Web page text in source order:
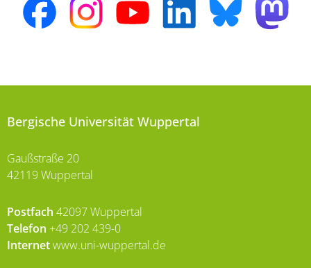
Bergische Universität Wuppertal
Gaußstraße 20
42119 Wuppertal
Postfach 42097 Wuppertal
Telefon +49 202 439-0
Internetwww.uni-wuppertal.de